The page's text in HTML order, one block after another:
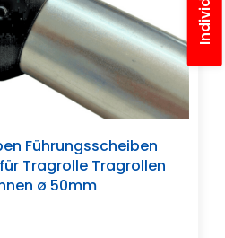
Führungsscheiben
Tragrolle Tragrollen
ø 50mm